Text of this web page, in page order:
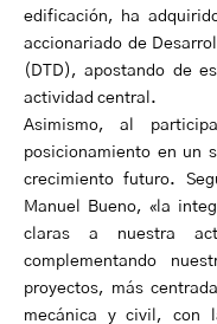
edificación, ha
accionariado de
(DTD), apostando de
actividad central.
Asimismo, al
posicionamiento en un
crecimiento futuro.
Manuel Bueno, «la
claras a nuestra
complementando
proyectos, más
mecánica y civil, con